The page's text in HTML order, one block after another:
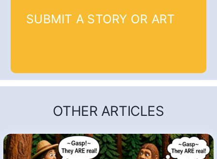
SUBMIT A STORY OR ART
OTHER ARTICLES